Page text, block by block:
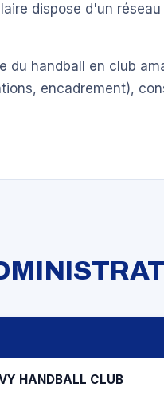
dispose d'un
du handball en club
encadrement),
HANDBALL CLUB